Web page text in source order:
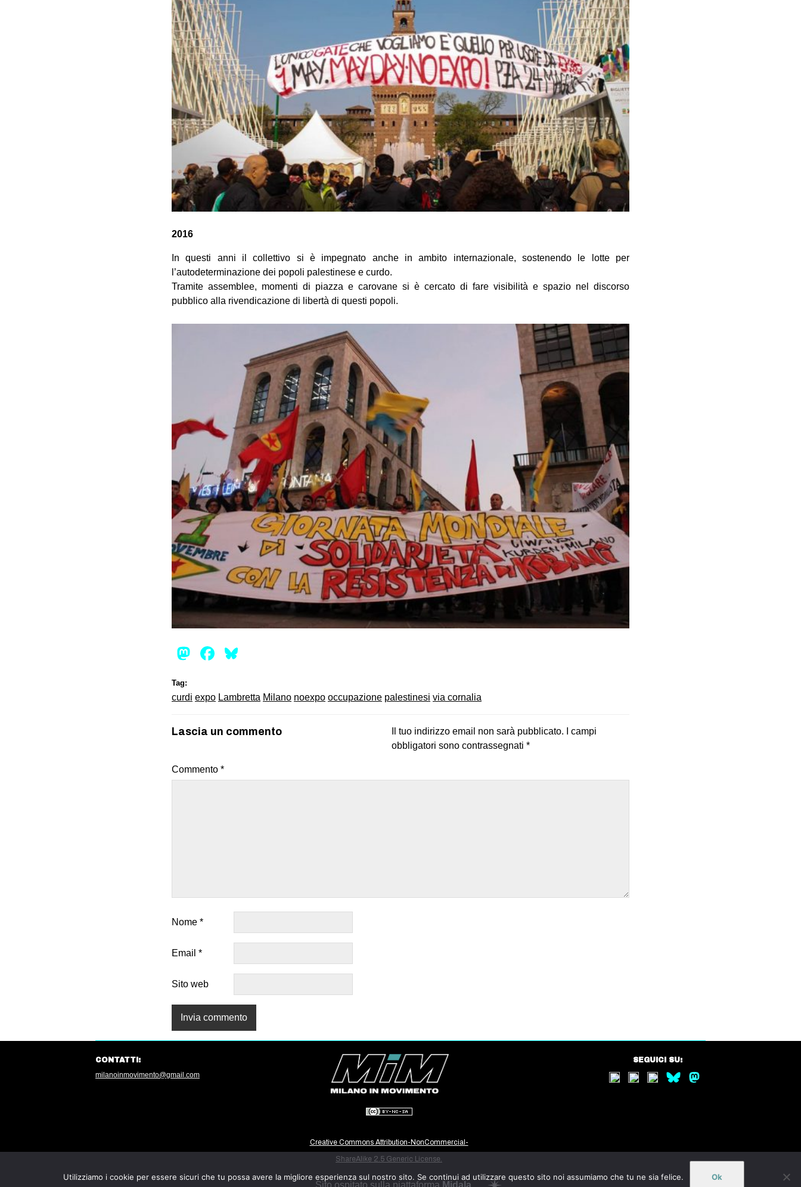
2016
In questi anni il collettivo si è impegnato anche in ambito internazionale, sostenendo le lotte per
l’autodeterminazione dei popoli palestinese e curdo.
Tramite assemblee, momenti di piazza e carovane si è cercato di fare visibilità e spazio nel discorso
pubblico alla rivendicazione di libertà di questi popoli.
Mastodon
Facebook
Tag:
curdi expo Lambretta Milano noexpo occupazione palestinesi via cornalia
Lascia un commento Il tuo indirizzo email non sarà pubblicato.
I campi
obbligatori sono contrassegnati *
Commento *
Nome *
Email *
Sito web
Creative Commons Attribution-NonCommercial-
ShareAlike 2.5 Generic License.
CONTATTI:
milanoinmovimento@gmail.com
SEGUICI SU:
Sito ospitato sulla piattaforma Midala
Utilizziamo i cookie per essere sicuri che tu possa avere la migliore esperienza sul nostro sito. Se continui ad utilizzare questo sito noi assumiamo che tu ne sia felice. Ok